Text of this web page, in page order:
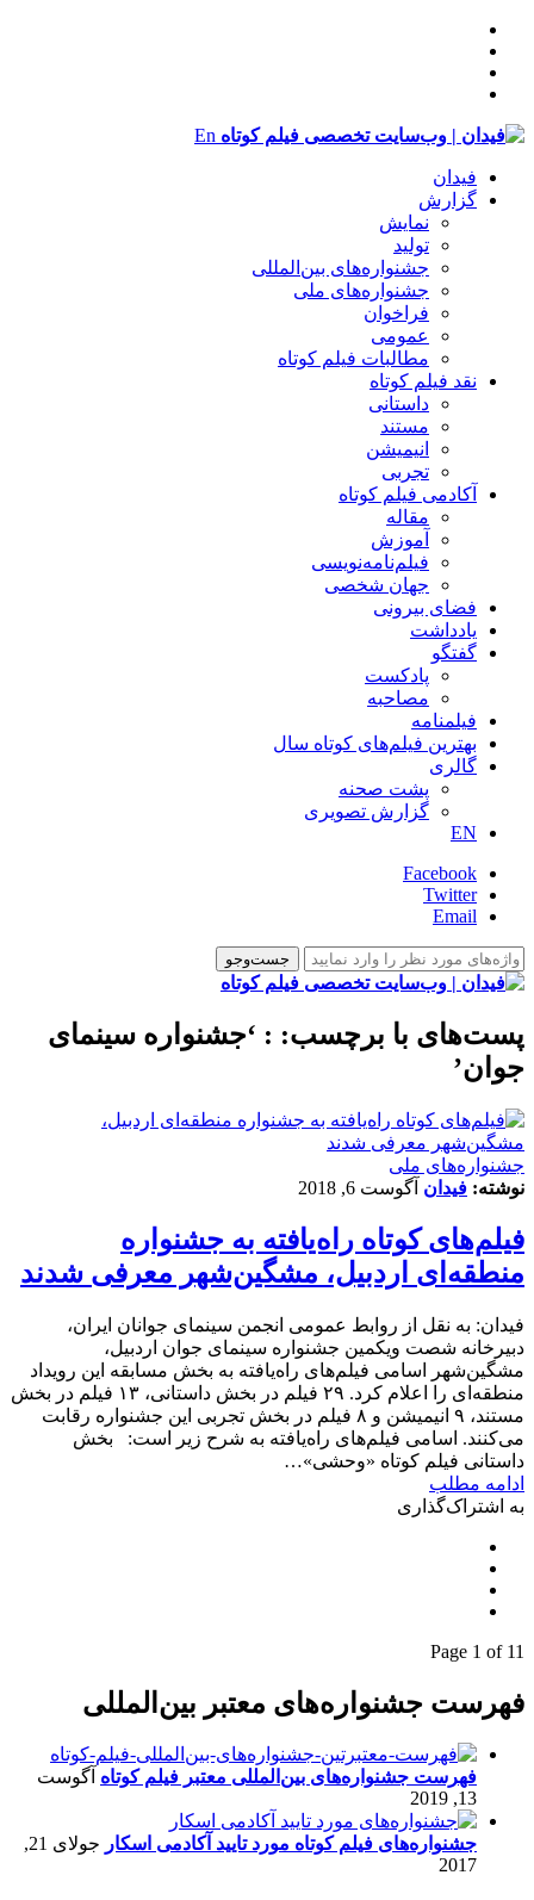
En
فیدان
گزارش
نمایش
تولید
‌‌جشنواره‌های بین‌المللی
جشنواره‌های ملی
فراخوان
عمومی
مطالبات فیلم کوتاه
نقد فیلم کوتاه
داستانی
مستند
انیمیشن
تجربی
آکادمی فیلم کوتاه
مقاله
آموزش
فیلم‌نامه‌نویسی
جهان شخصی
فضای بیرونی
یادداشت
گفتگو
پادکست
مصاحبه
فیلمنامه
بهترین فیلم‌های کوتاه سال
گالری
پشت صحنه
گزارش تصویری
EN
Facebook
Twitter
Email
پست‌های با برچسب: : ‘جشنواره سینمای
جوان’
جشنواره‌های ملی
نوشته: فیدان آگوست 6, 2018
فیلم‌های کوتاه راه‌یافته به جشنواره
منطقه‌ای اردبیل، مشگین‌شهر معرفی شدند
فیدان: به نقل از روابط عمومی انجمن سینمای جوانان ایران،
دبیرخانه شصت ویکمین جشنواره سینمای جوان اردبیل،
مشگین‌شهر اسامی فیلم‌های راه‌یافته به بخش مسابقه این رویداد
منطقه‌ای را اعلام کرد. ۲۹ فیلم در بخش داستانی، ۱۳ فیلم در بخش
مستند، ۹ انیمیشن و ۸ فیلم در بخش تجربی این جشنواره رقابت
می‌کنند. اسامی فیلم‌های راه‌یافته به شرح زیر است: بخش
داستانی فیلم کوتاه «وحشی»…
ادامه مطلب
به اشتراک‌گذاری
Page 1 of 11
فهرست جشنواره‌های معتبر بین‌المللی
فهرست جشنواره‌های بین‌المللی معتبر فیلم کوتاه آگوست
13, 2019
جشنواره‌های فیلم کوتاه مورد تایید آکادمی اسکار
جولای 21,
2017